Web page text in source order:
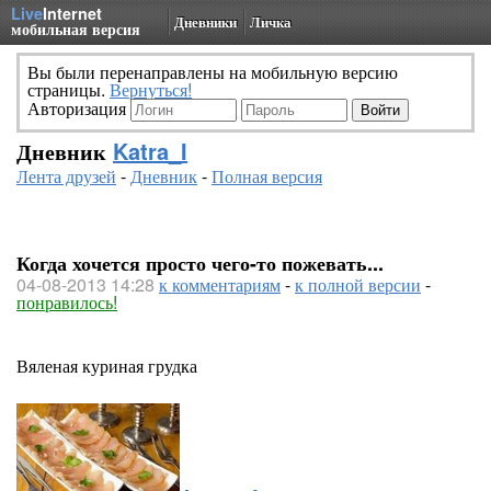
LiveInternet
мобильная версия Дневники Личка
Вы были перенаправлены на мобильную версию
страницы. Вернуться!
Авторизация
Дневник Katra_I
Лента друзей -Дневник-Полная версия
Когда хочется просто чего-то пожевать...
04-08-2013 14:28 к комментариям-к полной версии -
понравилось!
Вяленая куриная грудка